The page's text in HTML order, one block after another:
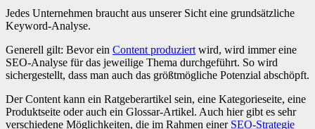
Jedes Unternehmen braucht aus unserer Sicht eine grundsätzliche
Keyword-Analyse.
Generell gilt: Bevor ein Content produziert wird, wird immer eine
SEO-Analyse für das jeweilige Thema durchgeführt. So wird
sichergestellt, dass man auch das größtmögliche Potenzial abschöpft.
Der Content kann ein Ratgeberartikel sein, eine Kategorieseite, eine
Produktseite oder auch ein Glossar-Artikel. Auch hier gibt es sehr
verschiedene Möglichkeiten, die im Rahmen einer SEO-Strategie